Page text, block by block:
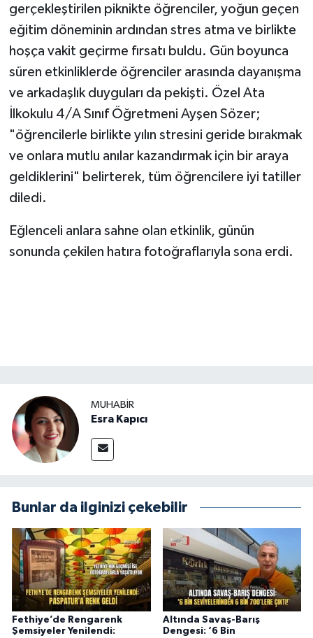
gerçekleştirilen piknikte öğrenciler, yoğun geçen
eğitim döneminin ardından stres atma ve birlikte
hoşça vakit geçirme fırsatı buldu. Gün boyunca
süren etkinliklerde öğrenciler arasında dayanışma
ve arkadaşlık duyguları da pekişti. Özel Ata
İlkokulu 4/A Sınıf Öğretmeni Ayşen Sözer;
"öğrencilerle birlikte yılın stresini geride bırakmak
ve onlara mutlu anılar kazandırmak için bir araya
geldiklerini" belirterek, tüm öğrencilere iyi tatiller
diledi.
Eğlenceli anlara sahne olan etkinlik, günün
sonunda çekilen hatıra fotoğraflarıyla sona erdi.
MUHABİR
Esra Kapıcı
Bunlar da ilginizi çekebilir
Fethiye’de Rengarenk
Şemsiyeler Yenilendi:
Altında Savaş-Barış
Dengesi: ‘6 Bin